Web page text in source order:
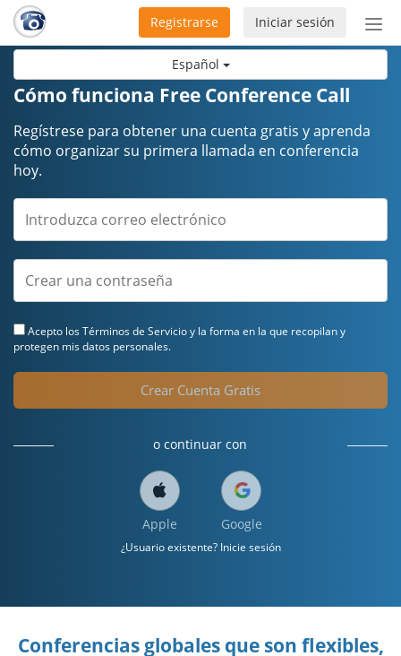
Español
de
Iniciar sesión
Registrarse
Cómo funciona Free Conference Call
Regístrese para obtener una cuenta gratis y aprenda
cómo organizar su primera llamada en conferencia
hoy.
Acepto losTérminos de Servicioy la forma en la que recopilan y
protegen mis datos personales.
Crear Cuenta Gratis
o continuar con
Apple Google
¿Usuario existente? Inicie sesión
Conferencias globales que son flexibles,